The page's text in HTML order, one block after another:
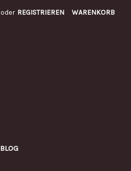
oder REGISTRIEREN WARENKORB
BLOG